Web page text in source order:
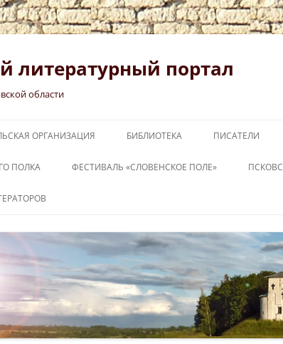
литературный портал
области
ОРГАНИЗАЦИЯ БИБЛИОТЕКА ПИСАТЕЛИ
ПОЛКА ФЕСТИВАЛЬ «СЛОВЕНСКОЕ ПОЛЕ»